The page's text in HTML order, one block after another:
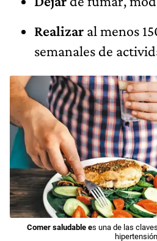
Realizar al menos
semanales de
Comer saludable es una de las